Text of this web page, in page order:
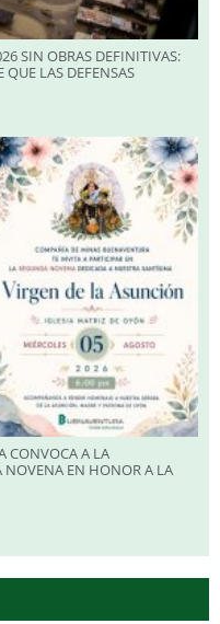
SIN OBRAS DEFINITIVAS:
QUE LAS DEFENSAS
CONVOCA A LA
NOVENA EN HONOR A LA